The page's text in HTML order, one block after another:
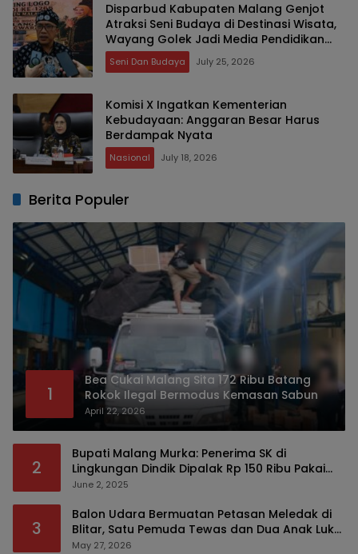
Disparbud Kabupaten Malang Genjot
Atraksi Seni Budaya di Destinasi Wisata,
Wayang Golek Jadi Media Pendidikan
Karakter dan Dongkrak PAD
Seni Dan Budaya July 25, 2026
Komisi X Ingatkan Kementerian
Kebudayaan: Anggaran Besar Harus
Berdampak Nyata
Nasional July 18, 2026
Berita Populer
1
Bea Cukai Malang Sita 172 Ribu Batang
Rokok Ilegal Bermodus Kemasan Sabun
April 22, 2026
2
Bupati Malang Murka: Penerima SK di
Lingkungan Dindik Dipalak Rp 150 Ribu Pakai
Modus Tumpengan, KPK Turut Pantau
June 2, 2025
3
Balon Udara Bermuatan Petasan Meledak di
Blitar, Satu Pemuda Tewas dan Dua Anak Luka
Serius
May 27, 2026